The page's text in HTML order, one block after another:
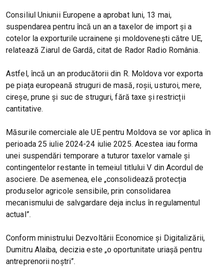
Consiliul Uniunii Europene a aprobat luni, 13 mai,
suspendarea pentru încă un an a taxelor de import și a
cotelor la exporturile ucrainene și moldovenești către UE,
relatează Ziarul de Gardă, citat de Rador Radio România.
Astfel, încă un an producătorii din R. Moldova vor exporta
pe piața europeană struguri de masă, roșii, usturoi, mere,
cireșe, prune și suc de struguri, fără taxe și restricții
cantitative.
Măsurile comerciale ale UE pentru Moldova se vor aplica în
perioada 25 iulie 2024-24 iulie 2025. Acestea iau forma
unei suspendări temporare a tuturor taxelor vamale și
contingentelor restante în temeiul titlului V din Acordul de
asociere. De asemenea, ele „consolidează protecția
produselor agricole sensibile, prin consolidarea
mecanismului de salvgardare deja inclus în regulamentul
actual”.
Conform ministrului Dezvoltării Economice și Digitalizării,
Dumitru Alaiba, decizia este „o oportunitate uriașă pentru
antreprenorii noștri”.